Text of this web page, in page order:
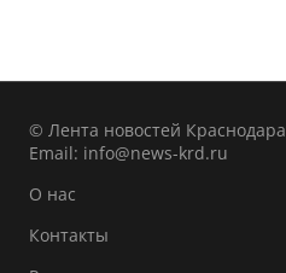
© Лента новостей Краснодара
Email: info@news-krd.ru
О нас
Контакты